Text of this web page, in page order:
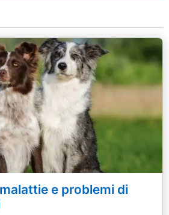
e problemi di